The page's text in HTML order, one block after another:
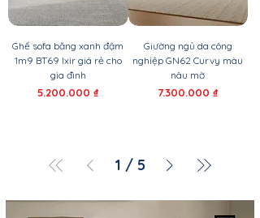
Ghế sofa băng xanh đậm
1m9 BT69 Ixir giá rẻ cho
gia đình
Giá
5.200.000 ₫
Giường ngủ da công
nghiệp GN62 Curvy màu
nâu mờ
Giá
7.300.000 ₫
1 / 5